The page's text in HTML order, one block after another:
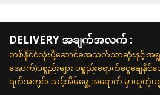
DELIVERY အချက်အလက် :
တစ်နိုင်ငံလုံးပို့ဆောင်ခအသက်သာဆုံးနှင့် အ
အောက်)ပစ္စည်းများ ပစ္စည်းရောက်ငွေချေနိုင်
ရက်အတွင်း သင့်အိမ်ရှေ့အရောက် မှာယူတဲ့ပစ္